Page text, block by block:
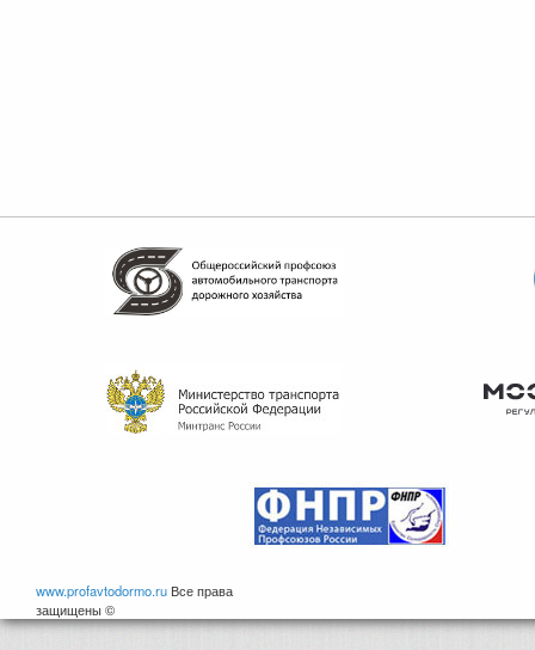
www.profavtodormo.ru Все права
защищены ©